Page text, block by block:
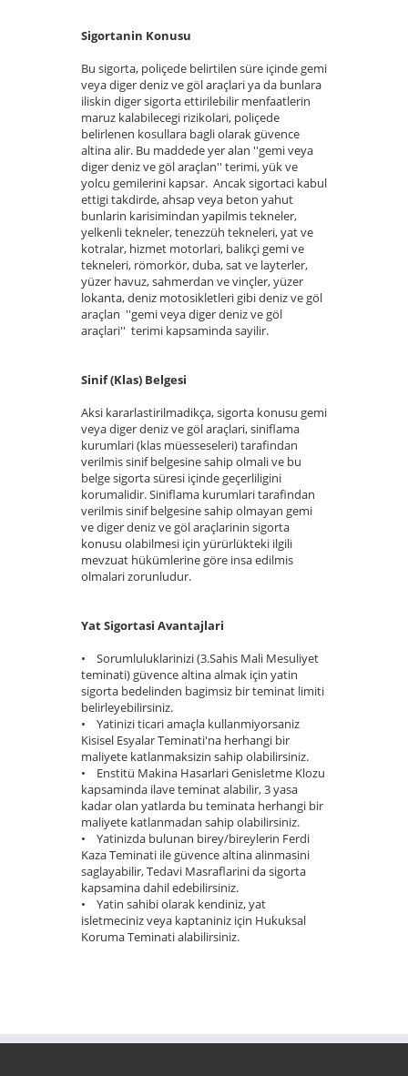
Sigortanin Konusu
Bu sigorta, poliçede belirtilen süre içinde gemi
veya diger deniz ve göl araçlari ya da bunlara
iliskin diger sigorta ettirilebilir menfaatlerin
maruz kalabilecegi rizikolari, poliçede
belirlenen kosullara bagli olarak güvence
altina alir. Bu maddede yer alan ''gemi veya
diger deniz ve göl araçlan'' terimi, yük ve
yolcu gemilerini kapsar. Ancak sigortaci kabul
ettigi takdirde, ahsap veya beton yahut
bunlarin karisimindan yapilmis tekneler,
yelkenli tekneler, tenezzüh tekneleri, yat ve
kotralar, hizmet motorlari, balikçi gemi ve
tekneleri, römorkör, duba, sat ve layterler,
yüzer havuz, sahmerdan ve vinçler, yüzer
lokanta, deniz motosikletleri gibi deniz ve göl
araçlan ''gemi veya diger deniz ve göl
araçlari'' terimi kapsaminda sayilir.
Sinif (Klas) Belgesi
Aksi kararlastirilmadikça, sigorta konusu gemi
veya diger deniz ve göl araçlari, siniflama
kurumlari (klas müesseseleri) tarafindan
verilmis sinif belgesine sahip olmali ve bu
belge sigorta süresi içinde geçerliligini
korumalidir. Siniflama kurumlari tarafindan
verilmis sinif belgesine sahip olmayan gemi
ve diger deniz ve göl araçlarinin sigorta
konusu olabilmesi için yürürlükteki ilgili
mevzuat hükümlerine göre insa edilmis
olmalari zorunludur.
Yat Sigortasi Avantajlari
• Sorumluluklarinizi (3.Sahis Mali Mesuliyet
teminati) güvence altina almak için yatin
sigorta bedelinden bagimsiz bir teminat limiti
belirleyebilirsiniz.
• Yatinizi ticari amaçla kullanmiyorsaniz
Kisisel Esyalar Teminati'na herhangi bir
maliyete katlanmaksizin sahip olabilirsiniz.
• Enstitü Makina Hasarlari Genisletme Klozu
kapsaminda ilave teminat alabilir, 3 yasa
kadar olan yatlarda bu teminata herhangi bir
maliyete katlanmadan sahip olabilirsiniz.
• Yatinizda bulunan birey/bireylerin Ferdi
Kaza Teminati ile güvence altina alinmasini
saglayabilir, Tedavi Masraflarini da sigorta
kapsamina dahil edebilirsiniz.
• Yatin sahibi olarak kendiniz, yat
isletmeciniz veya kaptaniniz için Hukuksal
Koruma Teminati alabilirsiniz.